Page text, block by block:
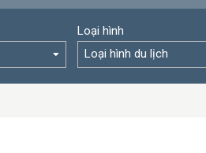
Loại hình
Loại hình du lịch